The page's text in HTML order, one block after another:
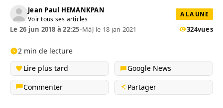
Jean Paul HEMANKPAN
Voir tous ses articles
A LA UNE
Le 26 jun 2018 à 22:25•MàJ le 18 jan 2021 324vues
2 min de lecture
Lire plus tard
Google News
Commenter
Partager